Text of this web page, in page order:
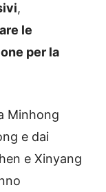
,
le
per la
Minhong
e dai
e Xinyang